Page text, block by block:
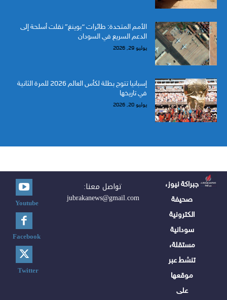
الأمم المتحدة: طائرات “بوينغ” نقلت أسلحة إلى
الدعم السريع في السودان
يوليو 29, 2026
إسبانيا تتوج بطلة لكأس العالم 2026 للمرة الثانية
في تاريخها
يوليو 20, 2026
جبراكة نيوز،
صحيفة
الكترونية
سودانية
مستقلة،
تنشط عبر
موقعها
على
تواصل معنا:
jubrakanews@gmail.com
Youtube
Facebook
Twitter